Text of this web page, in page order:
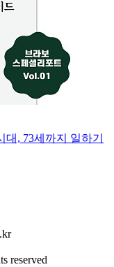
대, 73세까지 일하기
reserved